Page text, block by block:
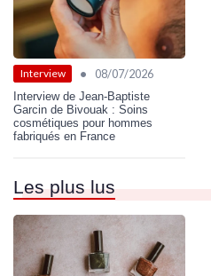
Interview • 08/07/2026
Interview de Jean-Baptiste
Garcin de Bivouak : Soins
cosmétiques pour hommes
fabriqués en France
Les plus lus